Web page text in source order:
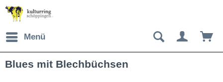
Menü
Blues mit Blechbüchsen